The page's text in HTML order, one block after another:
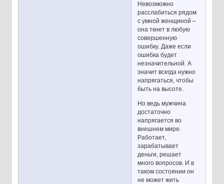
Невозможно
расслабиться рядом
с умной женщиной –
она ткнет в любую
совершенную
ошибку. Даже если
ошибка будет
незначительной. А
значит всегда нужно
напрягаться, чтобы
быть на высоте.
Но ведь мужчина
достаточно
напрягается во
внешнем мире.
Работает,
зарабатывает
деньги, решает
много вопросов. И в
таком состоянии он
не может жить